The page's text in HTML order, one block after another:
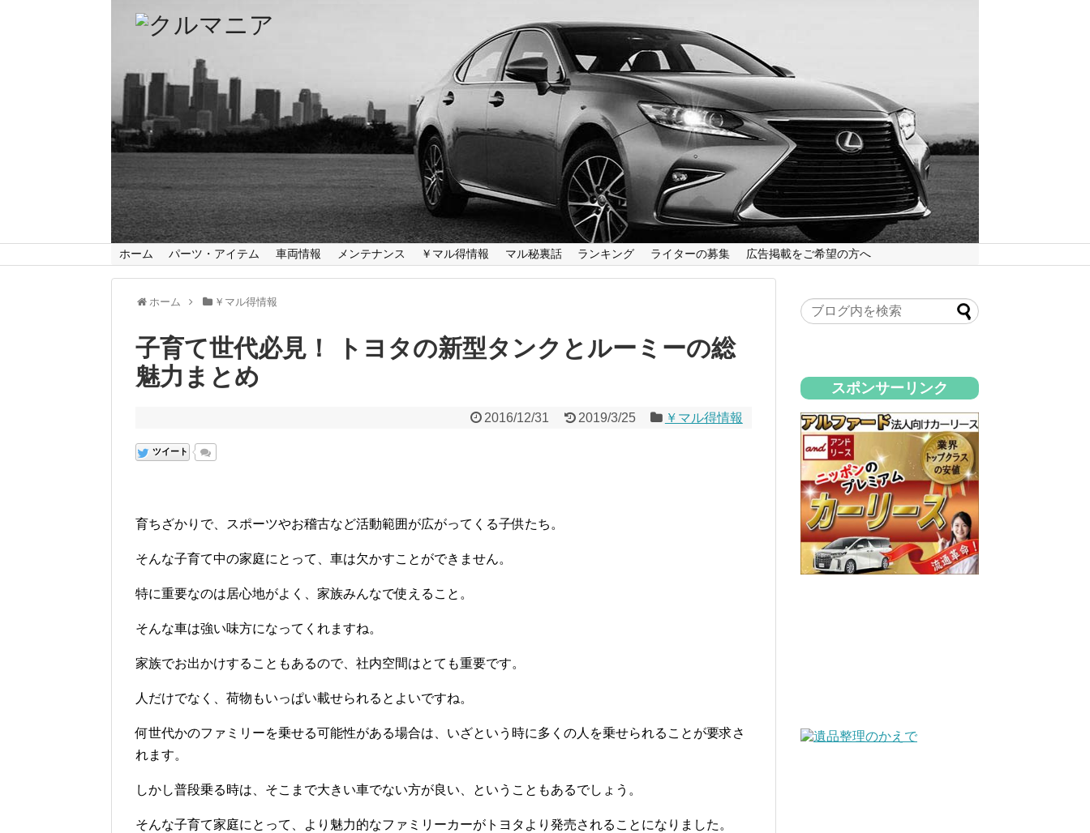
ホーム パーツ・アイテム 車両情報 メンテナンス ￥マル得情報 マル秘裏話 ランキング ライターの募集 広告掲載をご希望の方へ
ホーム ￥マル得情報
子育て世代必見！ トヨタの新型タンクとルーミーの総
魅力まとめ
2016/12/31 2019/3/25 ￥マル得情報
ツイート
育ちざかりで、スポーツやお稽古など活動範囲が広がってくる子供たち。
そんな子育て中の家庭にとって、車は欠かすことができません。
特に重要なのは居心地がよく、家族みんなで使えること。
そんな車は強い味方になってくれますね。
家族でお出かけすることもあるので、社内空間はとても重要です。
人だけでなく、荷物もいっぱい載せられるとよいですね。
何世代かのファミリーを乗せる可能性がある場合は、いざという時に多くの人を乗せられることが要求さ
れます。
しかし普段乗る時は、そこまで大きい車でない方が良い、ということもあるでしょう。
そんな子育て家庭にとって、より魅力的なファミリーカーがトヨタより発売されることになりました。
スポンサーリンク